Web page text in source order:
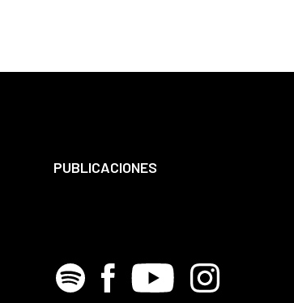
PUBLICACIONES
Spotify Facebook
Youtube Instagram